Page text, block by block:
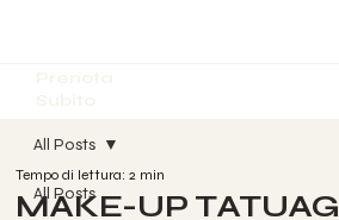
All Posts
All Posts
MAKE-UP
Tempo di lettura: 2 min